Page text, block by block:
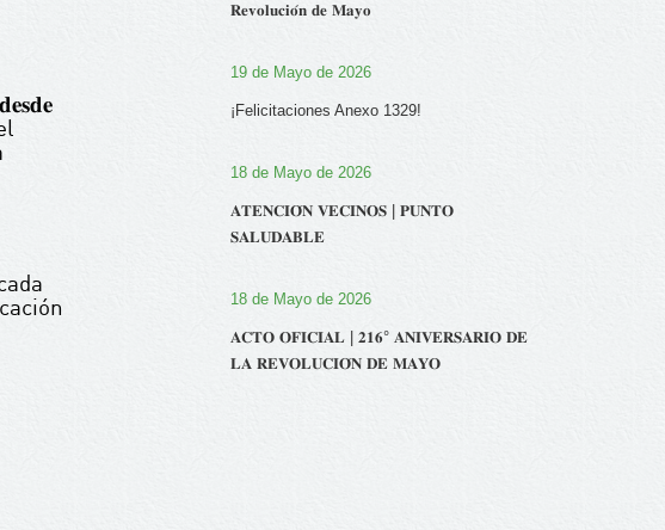
𝐑𝐞𝐯𝐨𝐥𝐮𝐜𝐢𝐨́𝐧 𝐝𝐞 𝐌𝐚𝐲𝐨
19 de Mayo de 2026
¡Felicitaciones Anexo 1329!
18 de Mayo de 2026
𝐀𝐓𝐄𝐍𝐂𝐈𝐎́𝐍 𝐕𝐄𝐂𝐈𝐍𝐎𝐒 | 𝐏𝐔𝐍𝐓𝐎
𝐒𝐀𝐋𝐔𝐃𝐀𝐁𝐋𝐄
18 de Mayo de 2026
𝐀𝐂𝐓𝐎 𝐎𝐅𝐈𝐂𝐈𝐀𝐋 | 𝟐𝟏𝟔° 𝐀𝐍𝐈𝐕𝐄𝐑𝐒𝐀𝐑𝐈𝐎 𝐃𝐄
𝐋𝐀 𝐑𝐄𝐕𝐎𝐋𝐔𝐂𝐈𝐎́𝐍 𝐃𝐄 𝐌𝐀𝐘𝐎